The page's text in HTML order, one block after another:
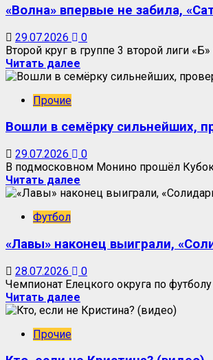
«Волна» впервые не забила,
29.07.2026
0
Второй круг в группе 3 второй лиги
Читать далее
Прочие
Вошли в семёрку сильнейших,
29.07.2026
0
В подмосковном Монино прошёл
Читать далее
Футбол
«Лавы» наконец выиграли,
28.07.2026
0
Чемпионат Елецкого округа по
Читать далее
Прочие